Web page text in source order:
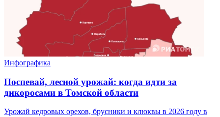
Инфографика
Поспевай, лесной урожай: когда идти за
дикоросами в Томской области
Урожай кедровых орехов, брусники и клюквы в 2026 году в